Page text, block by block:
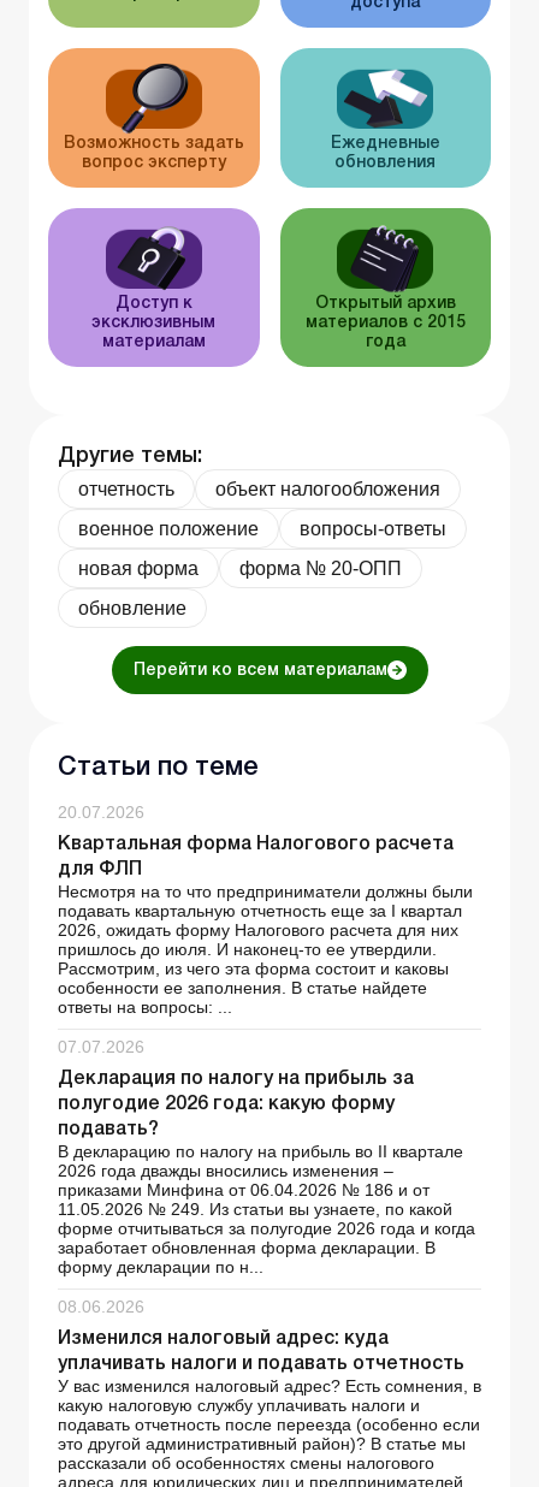
доступа
Возможность задать
вопрос эксперту
Ежедневные
обновления
Доступ к
эксклюзивным
материалам
Открытый архив
материалов с 2015
года
Другие темы:
отчетность
объект налогообложения
военное положение
вопросы-ответы
новая форма
форма № 20-ОПП
обновление
Перейти ко всем материалам
Статьи по теме
20.07.2026
Квартальная форма Налогового расчета
для ФЛП
Несмотря на то что предприниматели должны были
подавать квартальную отчетность еще за І квартал
2026, ожидать форму Налогового расчета для них
пришлось до июля. И наконец-то ее утвердили.
Рассмотрим, из чего эта форма состоит и каковы
особенности ее заполнения. В статье найдете
ответы на вопросы: ...
07.07.2026
Декларация по налогу на прибыль за
полугодие 2026 года: какую форму
подавать?
В декларацию по налогу на прибыль во ІІ квартале
2026 года дважды вносились изменения –
приказами Минфина от 06.04.2026 № 186 и от
11.05.2026 № 249. Из статьи вы узнаете, по какой
форме отчитываться за полугодие 2026 года и когда
заработает обновленная форма декларации. В
форму декларации по н...
08.06.2026
Изменился налоговый адрес: куда
уплачивать налоги и подавать отчетность
У вас изменился налоговый адрес? Есть сомнения, в
какую налоговую службу уплачивать налоги и
подавать отчетность после переезда (особенно если
это другой административный район)? В статье мы
рассказали об особенностях смены налогового
адреса для юридических лиц и предпринимателей,